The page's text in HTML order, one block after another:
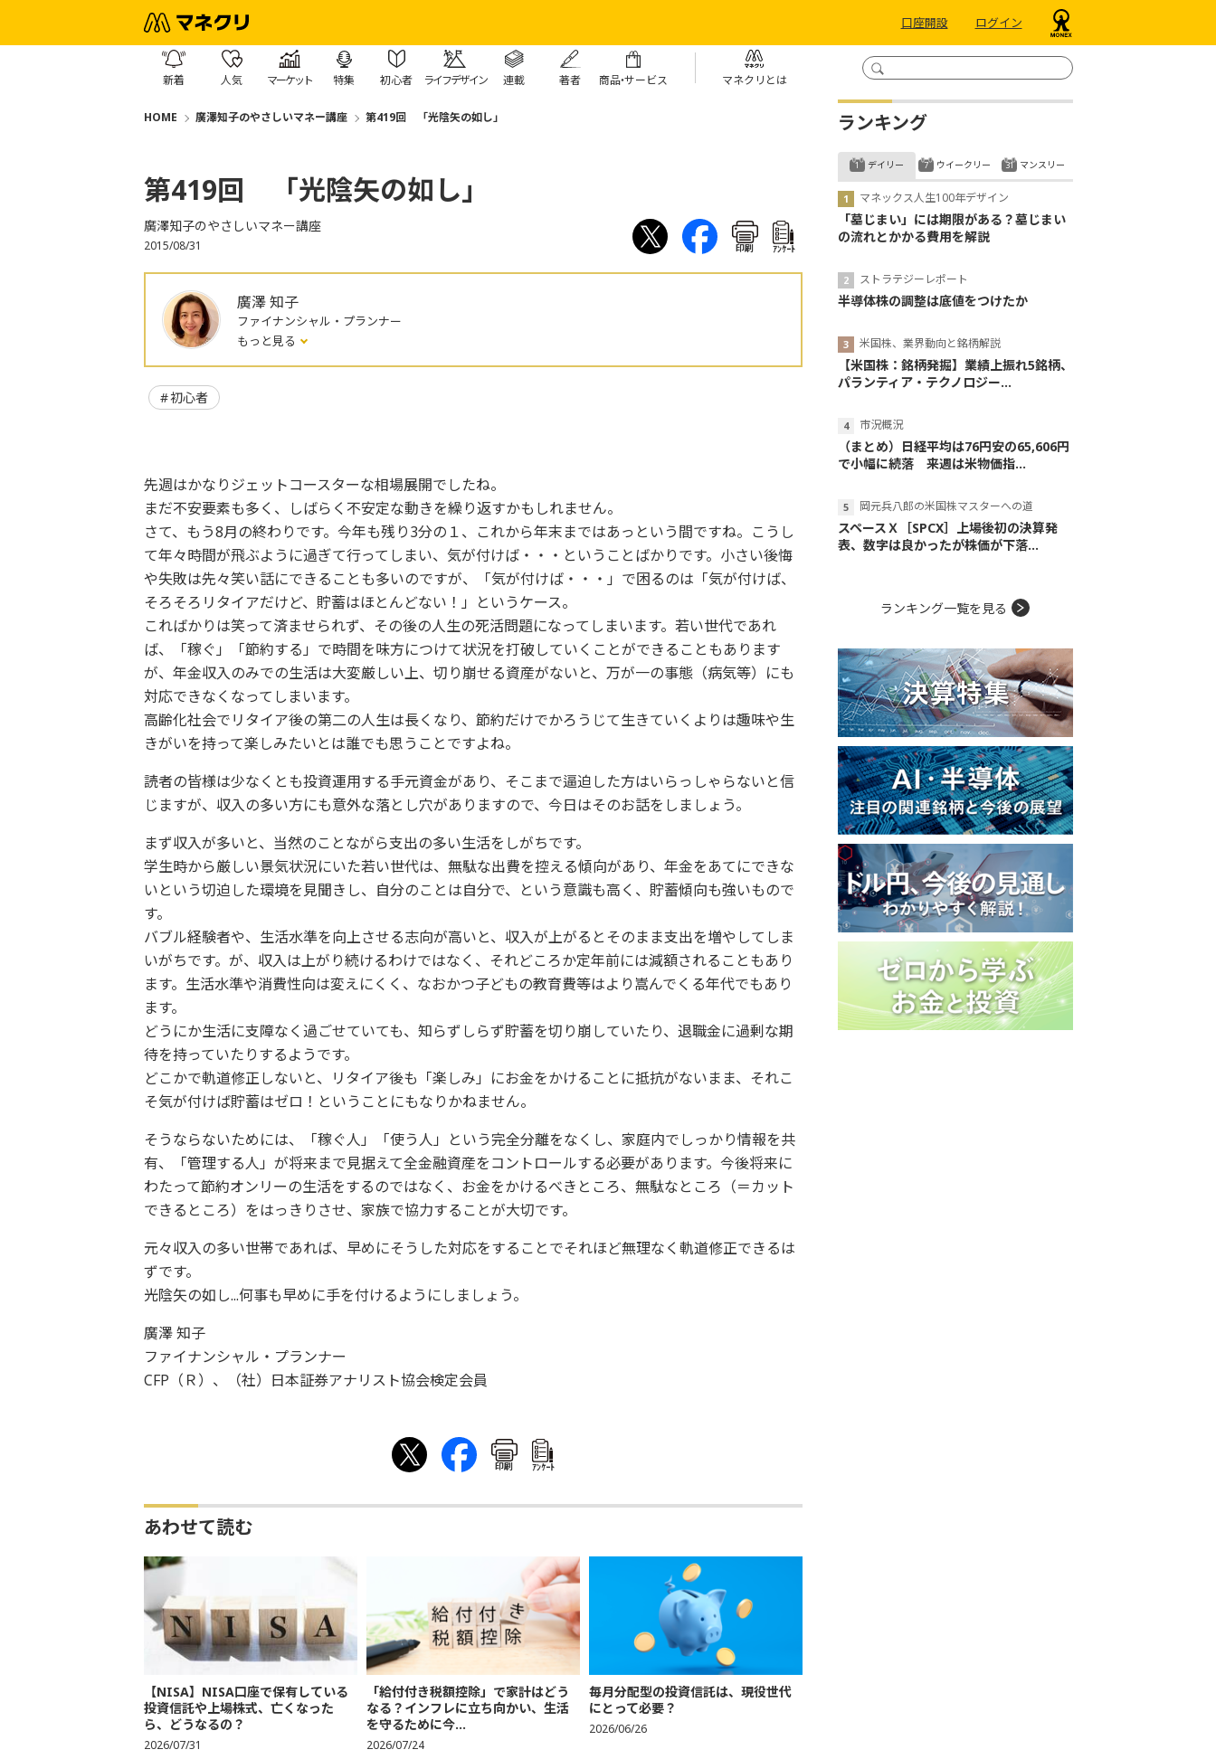
口座開設 ログイン
新着 人気 マーケット 特集 初心者 ライフデザイン 連載 著者 商品・サービス マネクリとは
HOME 廣澤知子のやさしいマネー講座 第419回 「光陰矢の如し」
第419回 「光陰矢の如し」
廣澤知子のやさしいマネー講座
2015/08/31 印刷 ｱﾝｹｰﾄ
廣澤 知子
ファイナンシャル・プランナー
もっと見る
初心者
先週はかなりジェットコースターな相場展開でしたね。
まだ不安要素も多く、しばらく不安定な動きを繰り返すかもしれません。
さて、もう8月の終わりです。今年も残り3分の１、これから年末まではあっという間ですね。こうし
て年々時間が飛ぶように過ぎて行ってしまい、気が付けば・・・ということばかりです。小さい後悔
や失敗は先々笑い話にできることも多いのですが、「気が付けば・・・」で困るのは「気が付けば、
そろそろリタイアだけど、貯蓄はほとんどない！」というケース。
こればかりは笑って済ませられず、その後の人生の死活問題になってしまいます。若い世代であれ
ば、「稼ぐ」「節約する」で時間を味方につけて状況を打破していくことができることもあります
が、年金収入のみでの生活は大変厳しい上、切り崩せる資産がないと、万が一の事態（病気等）にも
対応できなくなってしまいます。
高齢化社会でリタイア後の第二の人生は長くなり、節約だけでかろうじて生きていくよりは趣味や生
きがいを持って楽しみたいとは誰でも思うことですよね。
読者の皆様は少なくとも投資運用する手元資金があり、そこまで逼迫した方はいらっしゃらないと信
じますが、収入の多い方にも意外な落とし穴がありますので、今日はそのお話をしましょう。
まず収入が多いと、当然のことながら支出の多い生活をしがちです。
学生時から厳しい景気状況にいた若い世代は、無駄な出費を控える傾向があり、年金をあてにできな
いという切迫した環境を見聞きし、自分のことは自分で、という意識も高く、貯蓄傾向も強いもので
す。
バブル経験者や、生活水準を向上させる志向が高いと、収入が上がるとそのまま支出を増やしてしま
いがちです。が、収入は上がり続けるわけではなく、それどころか定年前には減額されることもあり
ます。生活水準や消費性向は変えにくく、なおかつ子どもの教育費等はより嵩んでくる年代でもあり
ます。
どうにか生活に支障なく過ごせていても、知らずしらず貯蓄を切り崩していたり、退職金に過剰な期
待を持っていたりするようです。
どこかで軌道修正しないと、リタイア後も「楽しみ」にお金をかけることに抵抗がないまま、それこ
そ気が付けば貯蓄はゼロ！ということにもなりかねません。
そうならないためには、「稼ぐ人」「使う人」という完全分離をなくし、家庭内でしっかり情報を共
有、「管理する人」が将来まで見据えて全金融資産をコントロールする必要があります。今後将来に
わたって節約オンリーの生活をするのではなく、お金をかけるべきところ、無駄なところ（＝カット
できるところ）をはっきりさせ、家族で協力することが大切です。
元々収入の多い世帯であれば、早めにそうした対応をすることでそれほど無理なく軌道修正できるは
ずです。
光陰矢の如し...何事も早めに手を付けるようにしましょう。
廣澤 知子
ファイナンシャル・プランナー
CFP（Ｒ）、（社）日本証券アナリスト協会検定会員
印刷 ｱﾝｹｰﾄ
あわせて読む
【NISA】NISA口座で保有している
投資信託や上場株式、亡くなった
ら、どうなるの？
2026/07/31
「給付付き税額控除」で家計はどう
なる？インフレに立ち向かい、生活
を守るために今...
2026/07/24
毎月分配型の投資信託は、現役世代
にとって必要？
2026/06/26
ランキング
デイリー
マネックス人生100年デザイン
「墓じまい」には期限がある？墓じまい
の流れとかかる費用を解説
ストラテジーレポート
半導体株の調整は底値をつけたか
米国株、業界動向と銘柄解説
【米国株：銘柄発掘】業績上振れ5銘柄、
パランティア・テクノロジー...
市況概況
（まとめ）日経平均は76円安の65,606円
で小幅に続落 来週は米物価指...
岡元兵八郎の米国株マスターへの道
スペースＸ［SPCX］上場後初の決算発
表、数字は良かったが株価が下落...
ウイークリー マンスリー
ランキング一覧を見る